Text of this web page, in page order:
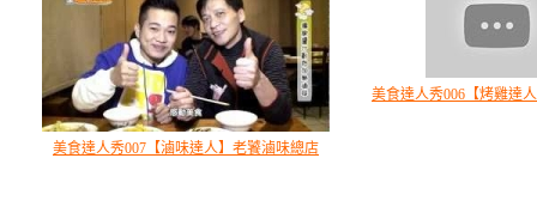
美食達人秀007【滷味達人】老饕滷味總店
美食達人秀006【烤雞達